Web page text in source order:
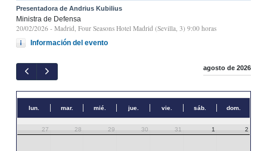
Presentadora de Andrius Kubilius
Ministra de Defensa
20/02/2026 - Madrid, Four Seasons Hotel Madrid (Sevilla, 3) 9:00 horas
Información del evento
agosto de 2026
lun. mar. mié. jue. vie. sáb. dom.
27 28 29 30 31 1 2